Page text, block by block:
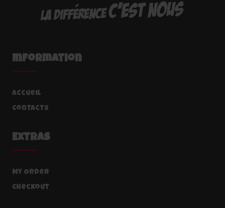
Information
Accueil
Contacts
Extras
My Order
Checkout